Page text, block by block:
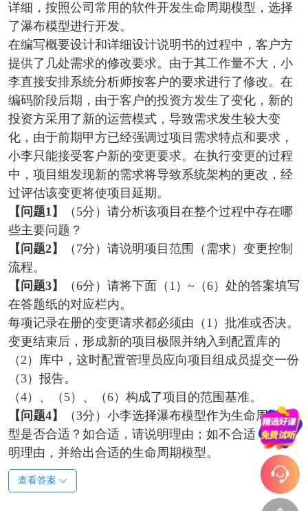
详细，按照公司常用的软件开发生命周期模型，选择
了瀑布模型进行开发。
在编写概要设计和详细设计说明书的过程中，客户方
提供了几处需求的修改要求。由于其工作量不大，小
李直接安排系统分析师按客户的要求进行了修改。在
编码阶段后期，由于客户的投资方发生了变化，新的
投资方采用了新的运营模式，导致需求发生较大变
化，由于前期甲方已经强调过项目需求特点和要求，
小李只能接受客户新的变更要求。在执行变更的过程
中，项目组发现新的需求将导致系统架构的更改，经
过评估该变更将使项目延期。
【问题1】
（5分）请分析该项目在整个过程中存在哪
些主要问题？
【问题2】
（7分）请说明项目范围（需求）变更控制
流程。
【问题3】
（6分）请将下面（1）~（6）处的答案填写
在答题纸的对应栏内。
每项记录在册的变更请求都必须由（1）批准或否决。
变更结束后，形成新的项目极限并纳入到配置库的
（2）库中，这时配置管理员应向项目组成员提交一份
（3）报告。
（4）、（5）、（6）构成了项目的范围基准。
【问题4】
（3分）小李选择瀑布模型作为生命周期模
型是否合适？如合适，请说明理由；如不合适，请说
明理由，并给出合适的生命周期模型。
查看答案